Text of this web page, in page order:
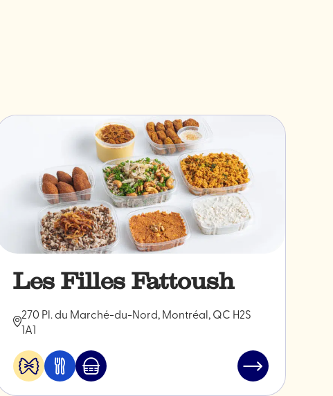
Les Filles Fattoush
270 Pl. du Marché-du-Nord, Montréal, QC H2S
1A1
Alimentation
MangerMarché
Lire
l'article